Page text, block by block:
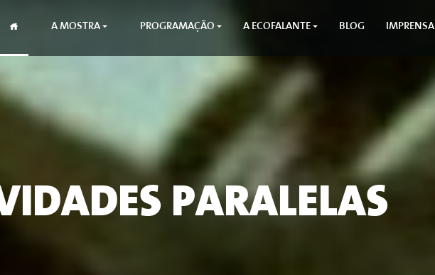
A MOSTRA PROGRAMAÇÃO A ECOFALANTE BLOG IMPRENSA
PARALELAS